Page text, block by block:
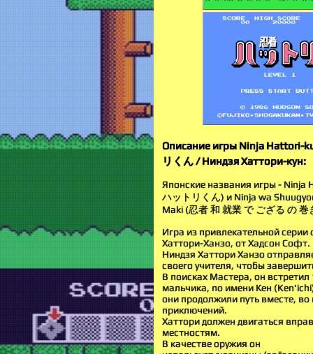
Описание игры Ninja Hattori-
リくん / Ниндзя Хаттори-кун:
Японские названия игры - Ninja
ハットリくん) и Ninja wa
Maki (忍者 和 就業 で ござる の 巻
Игра из привлекательной серии
Хаттори-Ханзо, от Хадсон Софт.
Ниндзя Хаттори Ханзо
своего учителя, чтобы
В поисках Мастера, он встретил
мальчика, по имени Кен
они продолжили путь вместе,
приключений.
Хаттори должен двигаться
местностям.
В качестве оружия он